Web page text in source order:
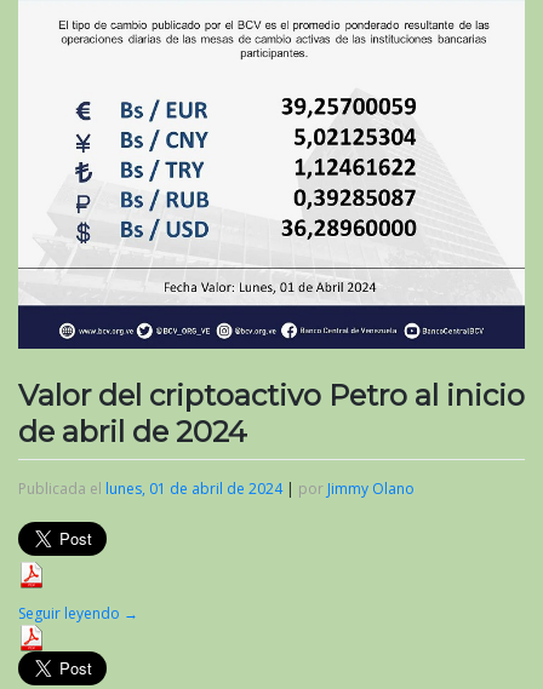
Valor del criptoactivo Petro al inicio
de abril de 2024
Publicada el lunes, 01 de abril de 2024| por Jimmy Olano
Seguir leyendo →